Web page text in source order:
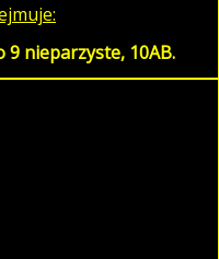
9 nieparzyste, 10AB.